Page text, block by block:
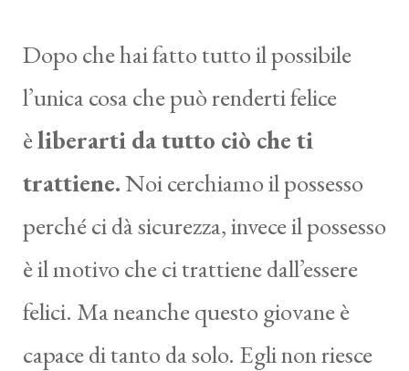
Dopo che hai fatto tutto il possibile
l’unica cosa che può renderti felice
èliberarti da tutto ciò che ti
trattiene.Noi cerchiamo il possesso
perché ci dà sicurezza, invece il possesso
è il motivo che ci trattiene dall’essere
felici. Ma neanche questo giovane è
capace di tanto da solo. Egli non riesce